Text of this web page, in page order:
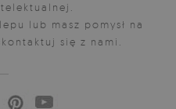
lub masz pomysł na
się z nami.